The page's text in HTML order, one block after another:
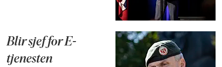
Blir sjef for E-
tjenesten